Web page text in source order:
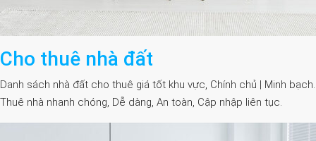
Cho thuê nhà đất
Danh sách nhà đất cho thuê giá tốt khu vực, Chính chủ | Minh bạch.
Thuê nhà nhanh chóng, Dễ dàng, An toàn, Cập nhập liên tục.